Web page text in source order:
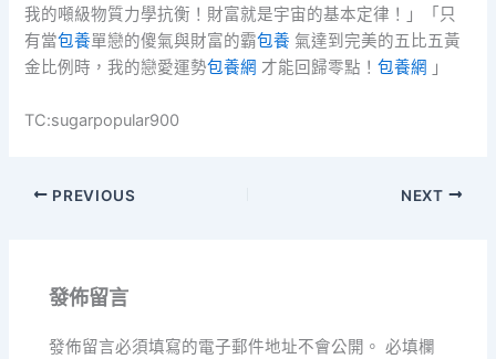
我的噸級物質力學抗衡！財富就是宇宙的基本定律！」「只
有當包養單戀的傻氣與財富的霸包養 氣達到完美的五比五黃
金比例時，我的戀愛運勢包養網 才能回歸零點！包養網 」
TC:sugarpopular900
PREVIOUS NEXT
發佈留言
發佈留言必須填寫的電子郵件地址不會公開。 必填欄